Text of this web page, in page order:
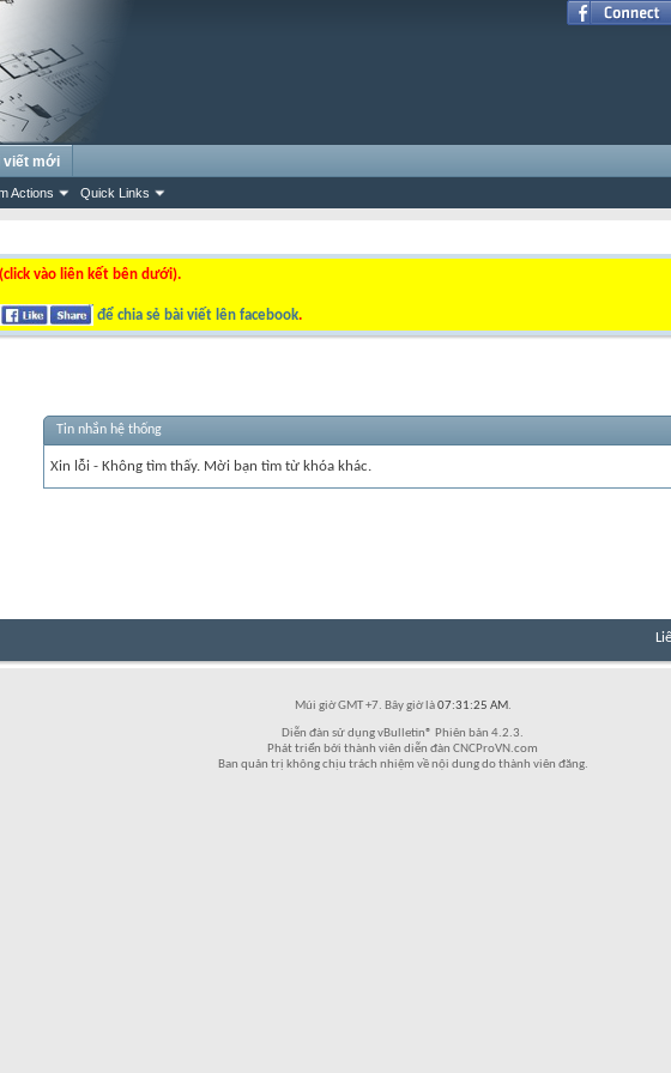
Actions Quick Links
viết mới
vào liên kết bên dưới).
để chia sẻ bài viết lên facebook.
Tin nhắn hệ thống
Xin lỗi - Không tìm thấy. Mời bạn tìm từ khóa khác.
Múi giờ GMT +7. Bây giờ là07:31:25 AM.
Diễn đàn sử dụng vBulletin® Phiên bản 4.2.3.
Phát triển bởi thành viên diễn đàn CNCProVN.com
Ban quản trị không chịu trách nhiệm về nội dung do thành viên đăng.